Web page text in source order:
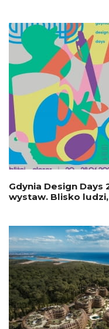
Gdynia Design
wystaw. Blisko